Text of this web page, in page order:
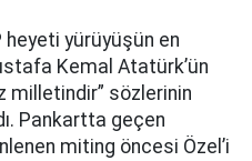
heyeti yürüyüşün en
Kemal Atatürk’ün
milletindir” sözlerinin
Pankartta geçen
miting öncesi Özel’i